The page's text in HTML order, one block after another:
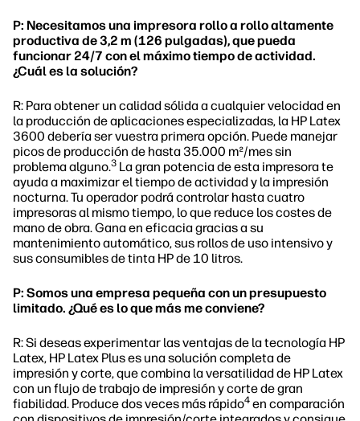
P: Necesitamos una impresora rollo a rollo altamente
productiva de 3,2 m (126 pulgadas), que pueda
funcionar 24/7 con el máximo tiempo de actividad.
¿Cuál es la solución?
R: Para obtener un calidad sólida a cualquier velocidad en
la producción de aplicaciones especializadas, la HP Latex
3600 debería ser vuestra primera opción. Puede manejar
picos de producción de hasta 35.000 m²/mes sin
problema alguno.3 La gran potencia de esta impresora te
ayuda a maximizar el tiempo de actividad y la impresión
nocturna. Tu operador podrá controlar hasta cuatro
impresoras al mismo tiempo, lo que reduce los costes de
mano de obra. Gana en eficacia gracias a su
mantenimiento automático, sus rollos de uso intensivo y
sus consumibles de tinta HP de 10 litros.
P: Somos una empresa pequeña con un presupuesto
limitado. ¿Qué es lo que más me conviene?
R: Si deseas experimentar las ventajas de la tecnología HP
Latex, HP Latex Plus es una solución completa de
impresión y corte, que combina la versatilidad de HP Latex
con un flujo de trabajo de impresión y corte de gran
fiabilidad. Produce dos veces más rápido4 en comparación